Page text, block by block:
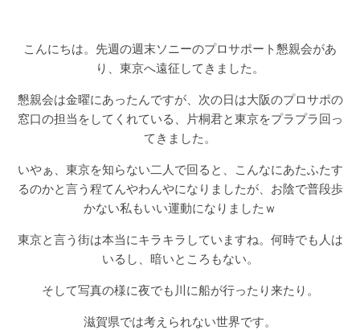
こんにちは。先週の週末ソニーのプロサポート懇親会があ
り、東京へ遠征してきました。
懇親会は金曜にあったんですが、次の日は大阪のプロサポの
窓口の担当をしてくれている、片桐君と東京をプラプラ回っ
てきました。
いやぁ、東京を知らない二人で回ると、こんなにあたふたす
るのかと言う程てんやわんやになりましたが、お陰で普段歩
かない私もいい運動になりましたｗ
東京と言う街は本当にキラキラしていますね。何時でも人は
いるし、暗いところもない。
そして写真の様に夜でも川に船が行ったり来たり。
滋賀県では考えられない世界です。